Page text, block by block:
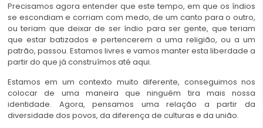
Precisamos agora entender que este tempo, em que os índios
se escondiam e corriam com medo, de um canto para o outro,
ou teriam que deixar de ser índio para ser gente, que teriam
que estar batizados e pertencerem a uma religião, ou a um
patrão, passou. Estamos livres e vamos manter esta liberdade a
partir do que já construímos até aqui.
Estamos em um contexto muito diferente, conseguimos nos
colocar de uma maneira que ninguém tira mais nossa
identidade. Agora, pensamos uma relação a partir da
diversidade dos povos, da diferença de culturas e da união.